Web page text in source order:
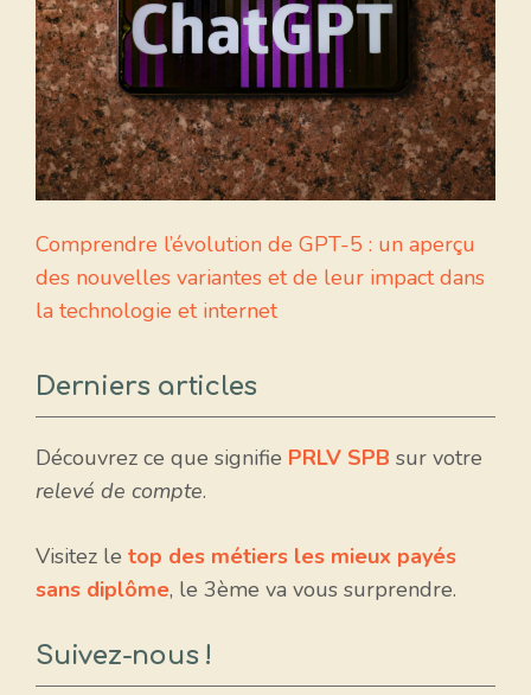
Comprendre l’évolution de GPT-5 : un aperçu
des nouvelles variantes et de leur impact dans
la technologie et internet
Derniers articles
Découvrez ce que signifie PRLV SPB sur votre
relevé de compte.
Visitez le top des métiers les mieux payés
sans diplôme, le 3ème va vous surprendre.
Suivez-nous !